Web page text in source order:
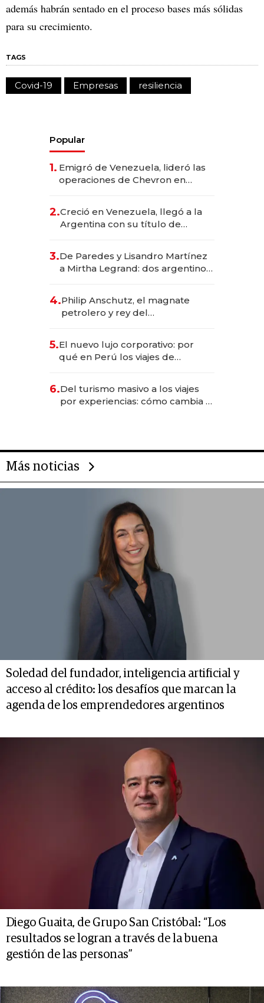
además habrán sentado en el proceso bases más sólidas
para su crecimiento.
TAGS
Covid-19 Empresas resiliencia
Popular
1. Emigró de Venezuela, lideró las
operaciones de Chevron en
2.Creció en Venezuela, llegó a la
Argentina con su título de
las marcas "fast premium"
3.De Paredes y Lisandro Martínez
a Mirtha Legrand: dos argentinos
4.Philip Anschutz, el magnate
petrolero y rey del
Fénix
5.El nuevo lujo corporativo: por
qué en Perú los viajes de
transformadoras
6.Del turismo masivo a los viajes
por experiencias: cómo cambia el
Más noticias
Soledad del fundador, inteligencia artificial y
acceso al crédito: los desafíos que marcan la
agenda de los emprendedores argentinos
Diego Guaita, de Grupo San Cristóbal: “Los
resultados se logran a través de la buena
gestión de las personas”